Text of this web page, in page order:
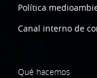
Política
Canal interno de
Qué hacemos